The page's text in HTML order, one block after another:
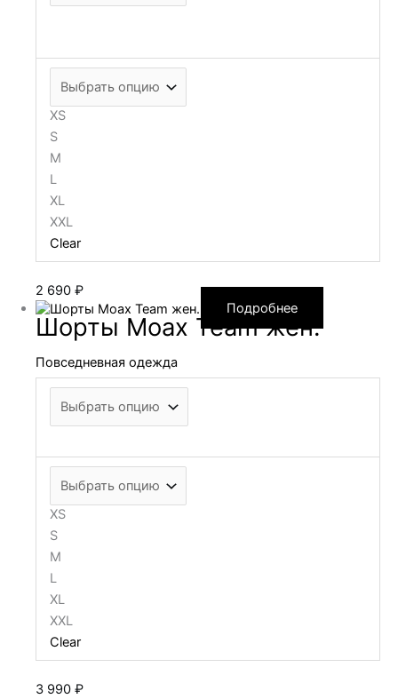
XS
S
M
L
XL
XXL
Clear
2 690 ₽
Подробнее
Шорты Moax Team жен.
Повседневная одежда
XS
S
M
L
XL
XXL
Clear
3 990 ₽